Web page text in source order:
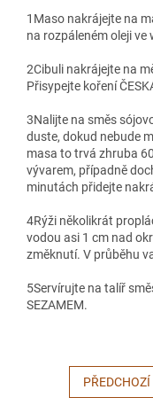
1 Maso nakrájejte na
na rozpáleném oleji ve
2Cibuli nakrájejte na
Přisypejte koření
3Nalijte na směs
duste, dokud nebude
masa to trvá zhruba
vývarem, případně
minutách přidejte
4Rýži několikrát
vodou asi 1 cm nad
změknutí. V průběhu
5Servírujte na talíř
SEZAMEM.